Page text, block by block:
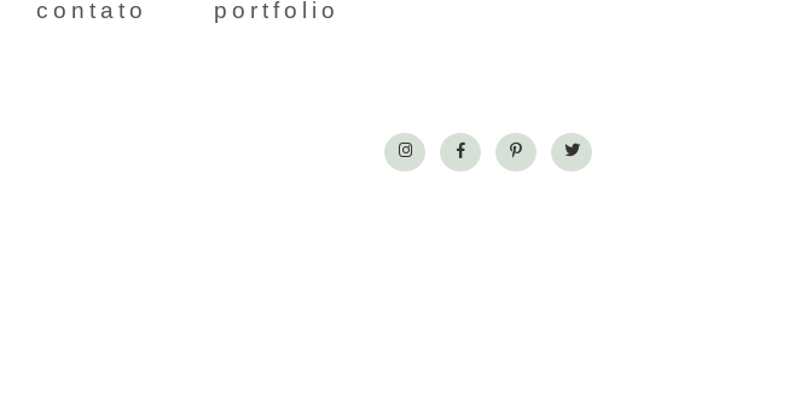
contato portfolio